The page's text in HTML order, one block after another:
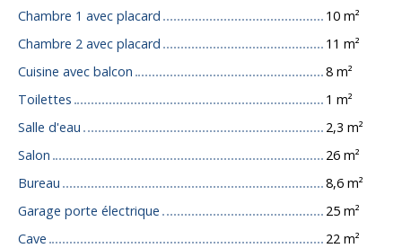
Chambre 1 avec placard
10 m²
Chambre 2 avec placard
11 m²
Cuisine avec balcon
8 m²
Toilettes
1 m²
Salle d'eau
2,3 m²
Salon
26 m²
Bureau
8,6 m²
Garage porte électrique
25 m²
Cave
22 m²